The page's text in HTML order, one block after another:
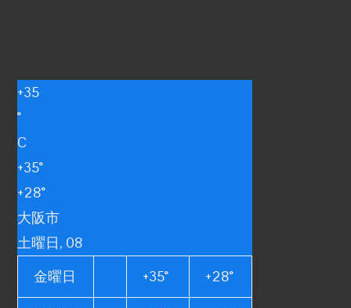
+35
°
C
+35°
+28°
大阪市
土曜日, 08
金曜日
+35° +28°